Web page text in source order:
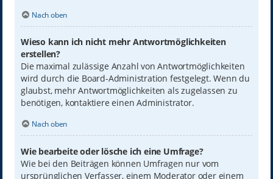
Nach oben
Wieso kann ich nicht mehr Antwortmöglichkeiten
erstellen?
Die maximal zulässige Anzahl von Antwortmöglichkeiten
wird durch die Board-Administration festgelegt. Wenn du
glaubst, mehr Antwortmöglichkeiten als zugelassen zu
benötigen, kontaktiere einen Administrator.
Nach oben
Wie bearbeite oder lösche ich eine Umfrage?
Wie bei den Beiträgen können Umfragen nur vom
ursprünglichen Verfasser, einem Moderator oder einem